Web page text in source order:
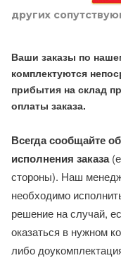
других
Ваши заказы по
комплектуются
прибытия на склад
оплаты заказа.
Всегда сообщайте
исполнения заказа
стороны). Наш
необходимо
решение на случай,
оказаться в нужном
либо